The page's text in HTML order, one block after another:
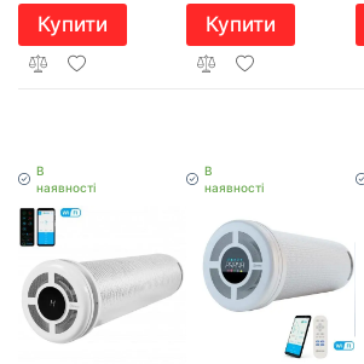
Купити Купити
В
наявності
В
наявності